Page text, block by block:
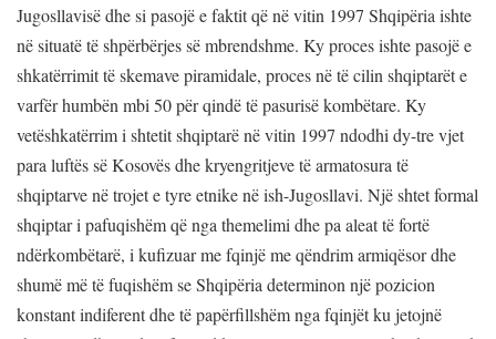
Jugosllavisë dhe si pasojë e faktit që në vitin 1997 Shqipëria ishte
në situatë të shpërbërjes së mbrendshme. Ky proces ishte pasojë e
shkatërrimit të skemave piramidale, proces në të cilin shqiptarët e
varfër humbën mbi 50 për qindë të pasurisë kombëtare. Ky
vetëshkatërrim i shtetit shqiptarë në vitin 1997 ndodhi dy-tre vjet
para luftës së Kosovës dhe kryengritjeve të armatosura të
shqiptarve në trojet e tyre etnike në ish-Jugosllavi. Një shtet formal
shqiptar i pafuqishëm që nga themelimi dhe pa aleat të fortë
ndërkombëtarë, i kufizuar me fqinjë me qëndrim armiqësor dhe
shumë më të fuqishëm se Shqipëria determinon një pozicion
konstant indiferent dhe të papërfillshëm nga fqinjët ku jetojnë